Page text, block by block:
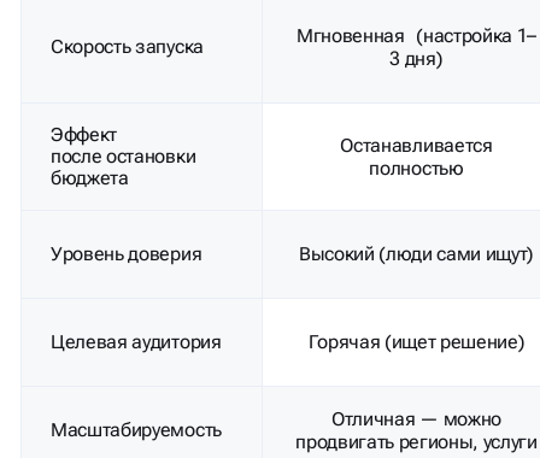
Скорость запуска
Мгновенная (настройка 1–
3 дня)
Эффект
после остановки
бюджета
Останавливается
полностью
Уровень доверия Высокий (люди сами ищут)
Целевая аудитория Горячая (ищет решение)
Масштабируемость
Отличная — можно
продвигать регионы, услуги